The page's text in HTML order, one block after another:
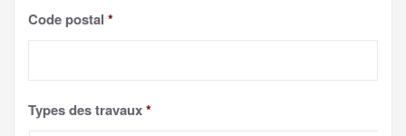
Code postal *
Types des travaux*